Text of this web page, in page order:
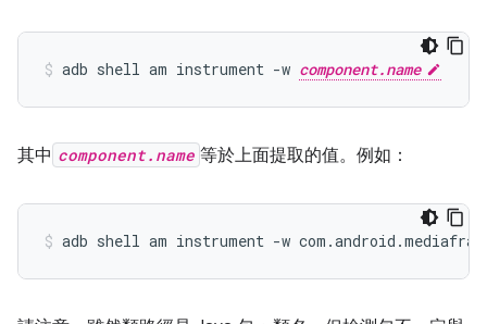
adb shell am instrument -w component.name
其中 component.name 等於上面提取的值。例如：